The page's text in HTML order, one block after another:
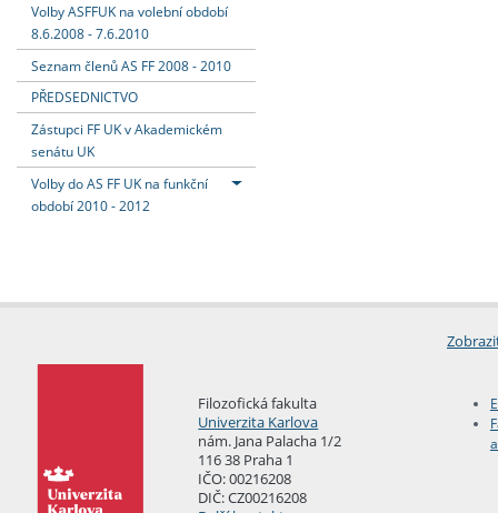
Volby ASFFUK na volební období
8.6.2008 - 7.6.2010
Seznam členů AS FF 2008 - 2010
PŘEDSEDNICTVO
Zástupci FF UK v Akademickém
senátu UK
Volby do AS FF UK na funkční
období 2010 - 2012
Filozofická fakulta
Univerzita Karlova
nám. Jana Palacha 1/2
116 38 Praha 1
IČO: 00216208
DIČ: CZ00216208